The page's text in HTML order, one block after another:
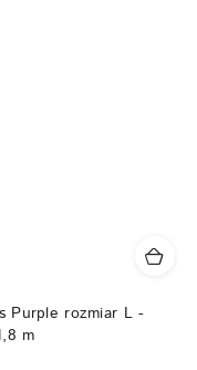
Purple rozmiar L -
m